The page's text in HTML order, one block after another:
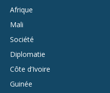
Afrique
Mali
Société
Diplomatie
Côte d’Ivoire
Guinée